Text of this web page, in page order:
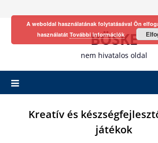
BÖSKE
nem hivatalos oldal
Kreatív és
játékok
A weboldal használatának folytatásával Ön
használatát További információk